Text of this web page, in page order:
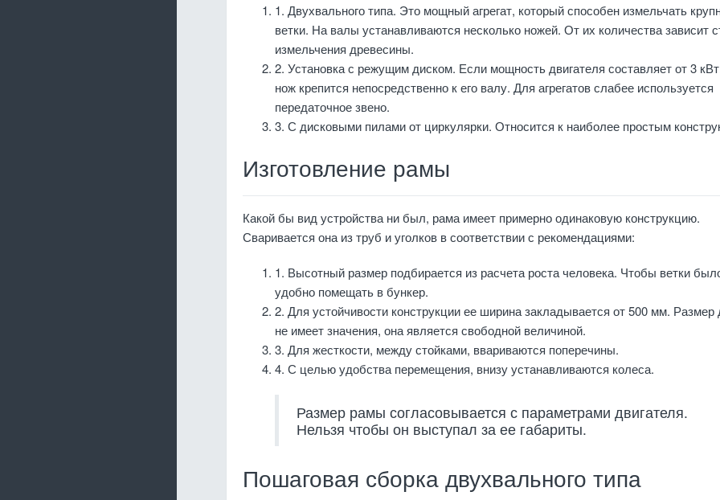
1. Двухвального типа. Это мощный агрегат, который способен измельчать
ветки. На валы устанавливаются несколько ножей. От их количества зависит
измельчения древесины.
2. Установка с режущим диском. Если мощность двигателя составляет от 3
нож крепится непосредственно к его валу. Для агрегатов слабее используется
передаточное звено.
3. С дисковыми пилами от циркулярки. Относится к наиболее простым
Изготовление рамы
Какой бы вид устройства ни был, рама имеет примерно одинаковую конструкцию.
Сваривается она из труб и уголков в соответствии с рекомендациями:
1. Высотный размер подбирается из расчета роста человека. Чтобы ветки
удобно помещать в бункер.
2. Для устойчивости конструкции ее ширина закладывается от 500 мм.
не имеет значения, она является свободной величиной.
3. Для жесткости, между стойками, ввариваются поперечины.
4. С целью удобства перемещения, внизу устанавливаются колеса.
Размер рамы согласовывается с параметрами двигателя.
Нельзя чтобы он выступал за ее габариты.
Пошаговая сборка двухвального типа